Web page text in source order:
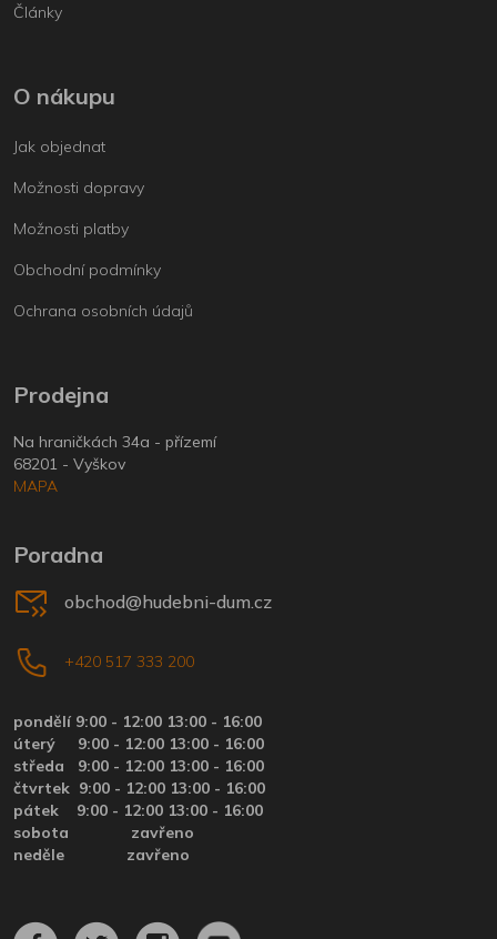
Články
O nákupu
Jak objednat
Možnosti dopravy
Možnosti platby
Obchodní podmínky
Ochrana osobních údajů
Prodejna
Na hraničkách 34a - přízemí
68201 - Vyškov
MAPA
Poradna
obchod@hudebni-dum.cz
+420 517 333 200
pondělí 9:00 - 12:00 13:00 - 16:00
úterý 9:00 - 12:00 13:00 - 16:00
středa 9:00 - 12:00 13:00 - 16:00
čtvrtek 9:00 - 12:00 13:00 - 16:00
pátek 9:00 - 12:00 13:00 - 16:00
sobota zavřeno
neděle zavřeno